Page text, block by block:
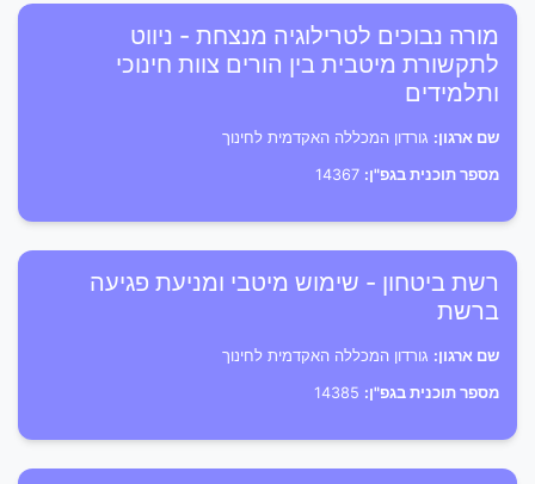
מורה נבוכים לטרילוגיה מנצחת - ניווט
לתקשורת מיטבית בין הורים צוות חינוכי
ותלמידים
שם ארגון: גורדון המכללה האקדמית לחינוך
מספר תוכנית בגפ"ן:
רשת ביטחון - שימוש מיטבי ומניעת פגיעה
ברשת
שם ארגון: גורדון המכללה האקדמית לחינוך
מספר תוכנית בגפ"ן: